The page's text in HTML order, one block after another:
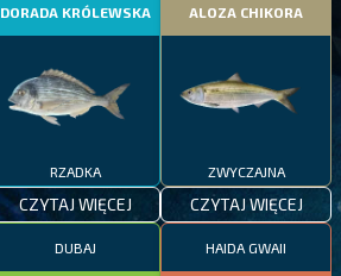
DORADA KRÓLEWSKA
RZADKA
CZYTAJ WIĘCEJ
ALOZA CHIKORA
ZWYCZAJNA
CZYTAJ WIĘCEJ
DUBAJ HAIDA GWAII